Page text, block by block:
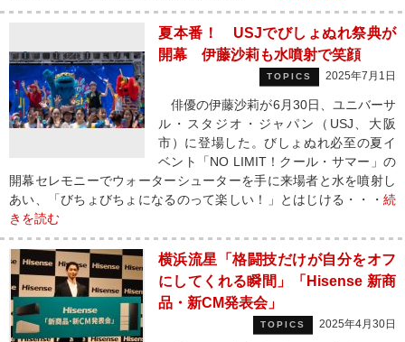
夏本番！ USJでびしょぬれ祭典が
開幕 伊藤沙莉も水噴射で笑顔
TOPICS 2025年7月1日
俳優の伊藤沙莉が6月30日、ユニバーサ
ル・スタジオ・ジャパン（USJ、大阪
市）に登場した。びしょぬれ必至の夏イ
ベント「NO LIMIT！クール・サマー」の
開幕セレモニーでウォーターシューターを手に来場者と水を噴射し
あい、「びちょびちょになるのって楽しい！」とはじける・・・ 続
きを読む
横浜流星「格闘技だけが自分をオフ
にしてくれる瞬間」「Hisense 新商
品・新CM発表会」
TOPICS 2025年4月30日